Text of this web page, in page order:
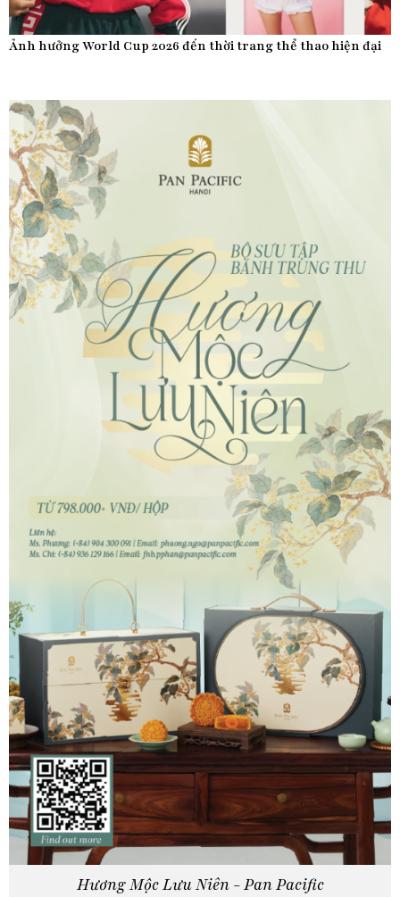
Ảnh hưởng World Cup 2026 đến thời trang thể thao hiện đại
Hương Mộc Lưu Niên - Pan Pacific